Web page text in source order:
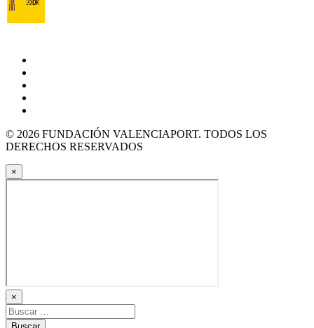
© 2026 FUNDACIÓN VALENCIAPORT. TODOS LOS
DERECHOS RESERVADOS
×
×